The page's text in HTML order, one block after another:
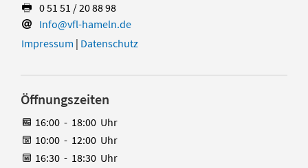
0 51 51 / 20 88 98
Info@vfl-hameln.de
Impressum | Datenschutz
Öffnungszeiten
16:00 - 18:00 Uhr
10:00 - 12:00 Uhr
16:30 - 18:30 Uhr